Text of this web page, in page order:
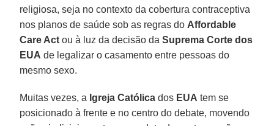
religiosa, seja no contexto da cobertura contraceptiva
nos planos de saúde sob as regras do Affordable
Care Act ou à luz da decisão daSuprema Corte dos
EUA de legalizar o casamento entre pessoas do
mesmo sexo.
Muitas vezes, a Igreja Católica dos EUA tem se
posicionado à frente e no centro do debate, movendo